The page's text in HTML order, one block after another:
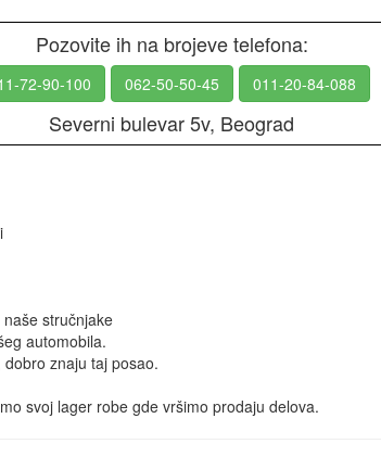
Pozovite ih na brojeve telefona:
72-90-100 062-50-50-45 011-20-84-088
Severni bulevar 5v, Beograd
stručnjake
automobila.
znaju taj posao.
svoj lager robe gde vršimo prodaju delova.